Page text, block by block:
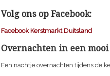
Volg ons op Facebook:
Facebook Kerstmarkt Duitsland
Overnachten in een
Een nachtje overnachten tijdens de